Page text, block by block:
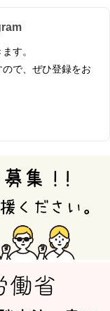
す。
で、ぜひ登録をお